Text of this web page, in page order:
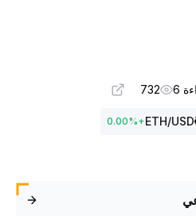
732
ETH/
+
0.00%